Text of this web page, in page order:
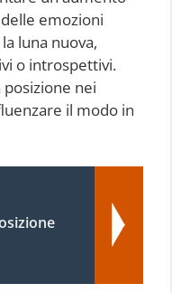
emozioni
luna nuova,
o introspettivi.
posizione nei
il modo in